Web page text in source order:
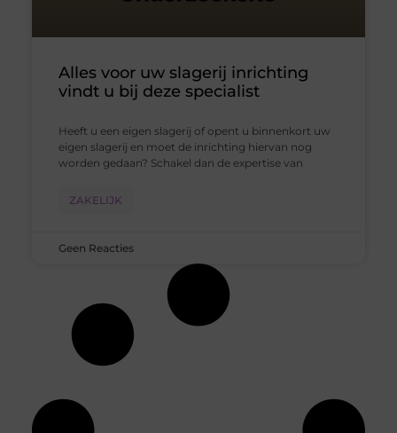
Alles voor uw slagerij inrichting
vindt u bij deze specialist
Heeft u een eigen slagerij of opent u binnenkort uw
eigen slagerij en moet de inrichting hiervan nog
worden gedaan? Schakel dan de expertise van
ZAKELIJK
Geen Reacties